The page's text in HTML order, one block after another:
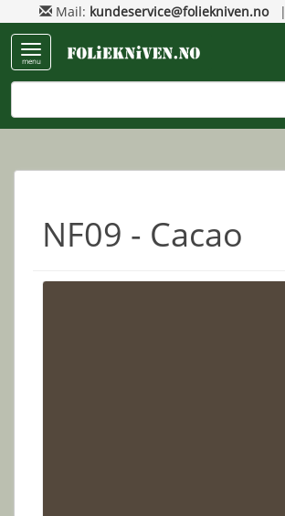
Mail: kundeservice@foliekniven.no|
menu
NF09 - Cacao